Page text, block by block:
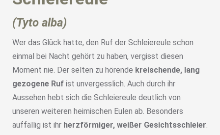
(Tyto alba)
Wer das Glück hatte, den Ruf der Schleiereule schon
einmal bei Nacht gehört zu haben, vergisst diesen
Moment nie. Der selten zu hörende kreischende, lang
gezogene Ruf ist unvergesslich. Auch durch ihr
Aussehen hebt sich die Schleiereule deutlich von
unseren weiteren heimischen Eulen ab. Besonders
auffällig ist ihr herzförmiger, weißer Gesichtsschleier.